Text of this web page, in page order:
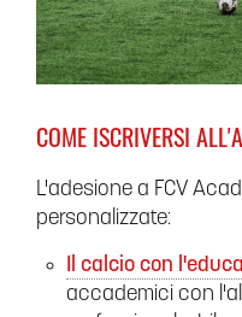
COME ISCRIVERSI
L'adesione a FCV
personalizzate:
Il calcio con
accademici con